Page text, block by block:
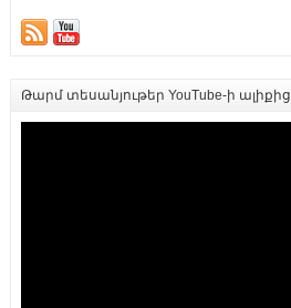
Թարմ տեսանյութեր YouTube-ի ալիքից